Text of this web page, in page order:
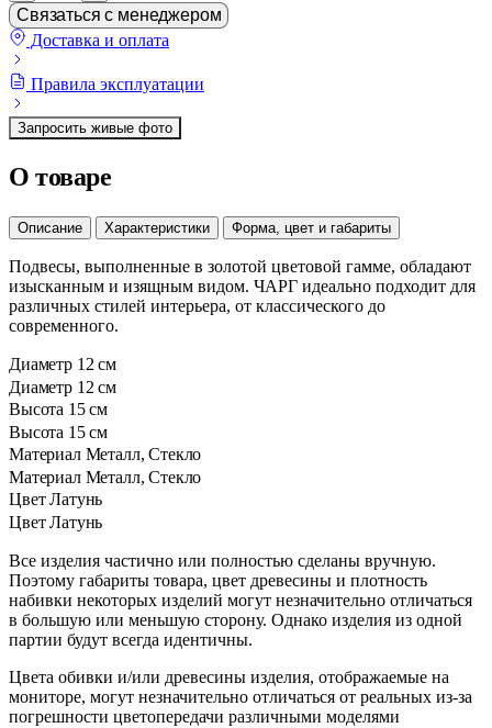
Связаться с менеджером
Доставка и оплата
Правила эксплуатации
Запросить живые фото
О товаре
Описание Характеристики Форма, цвет и габариты
Подвесы, выполненные в золотой цветовой гамме, обладают
изысканным и изящным видом. ЧАРГ идеально подходит для
различных стилей интерьера, от классического до
современного.
Диаметр 12 см
Диаметр 12 см
Высота 15 см
Высота 15 см
Материал Металл, Стекло
Материал Металл, Стекло
Цвет Латунь
Цвет Латунь
Все изделия частично или полностью сделаны вручную.
Поэтому габариты товара, цвет древесины и плотность
набивки некоторых изделий могут незначительно отличаться
в большую или меньшую сторону. Однако изделия из одной
партии будут всегда идентичны.
Цвета обивки и/или древесины изделия, отображаемые на
мониторе, могут незначительно отличаться от реальных из-за
погрешности цветопередачи различными моделями